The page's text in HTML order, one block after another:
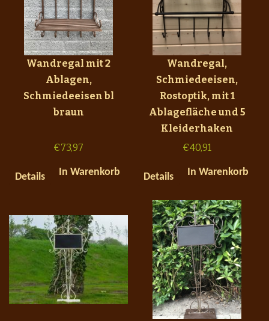
Wandregal mit 2
Ablagen,
Schmiedeeisen bl
braun
€73,97
Details In Warenkorb
Wandregal,
Schmiedeeisen,
Rostoptik, mit 1
Ablagefläche und 5
Kleiderhaken
€40,91
Details In Warenkorb